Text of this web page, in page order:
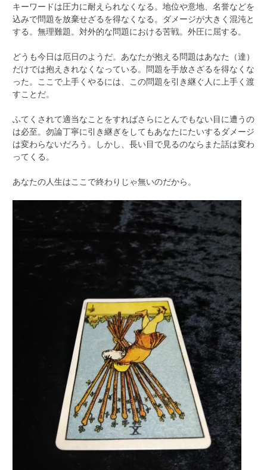
キーワードは圧力に耐えられなくなる。地位や意地、名誉などを
込みで問題を放棄せざるを得なくなる。ダメージが大きく混沌と
する。無理難題。対外的な問題における苦戦。外圧に屈する。
どうも今日は厄日のようだ。あなたが抱える問題はあなた（達）
だけでは抱えきれなくなっている。問題を手放さざるを得なくな
った。ここで上手くやるには、この問題を引き継ぐ人に上手く渡
すことだ。
ふてくされて適当なことをすればさらにとんでもない目に遭うの
は必至。勿論丁寧に引き継ぎをしてもあなたにたいするダメージ
は変わらないだろう。しかし、長い目で見るのならまた話は変わ
ってくる。
あなたの人生はここで終わりじゃ無いのだから。